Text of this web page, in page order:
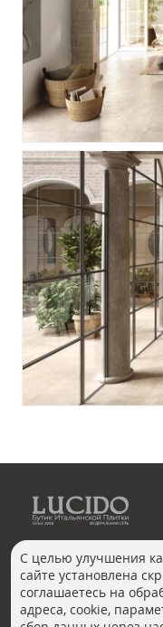
КОНТАКТЫ
Москва, Пречистенка
С целью улучшения
сайте установлена
соглашаетесь на
адреса, cookie,